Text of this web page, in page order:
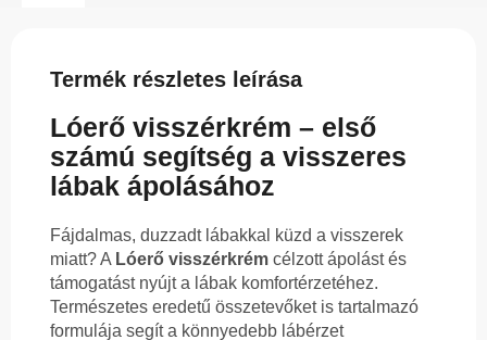
Termék részletes leírása
Lóerő visszérkrém – első
számú segítség a visszeres
lábak ápolásához
Fájdalmas, duzzadt lábakkal küzd a visszerek
miatt? A Lóerő visszérkrém célzott ápolást és
támogatást nyújt a lábak komfortérzetéhez.
Természetes eredetű összetevőket is tartalmazó
formulája segít a könnyedebb lábérzet